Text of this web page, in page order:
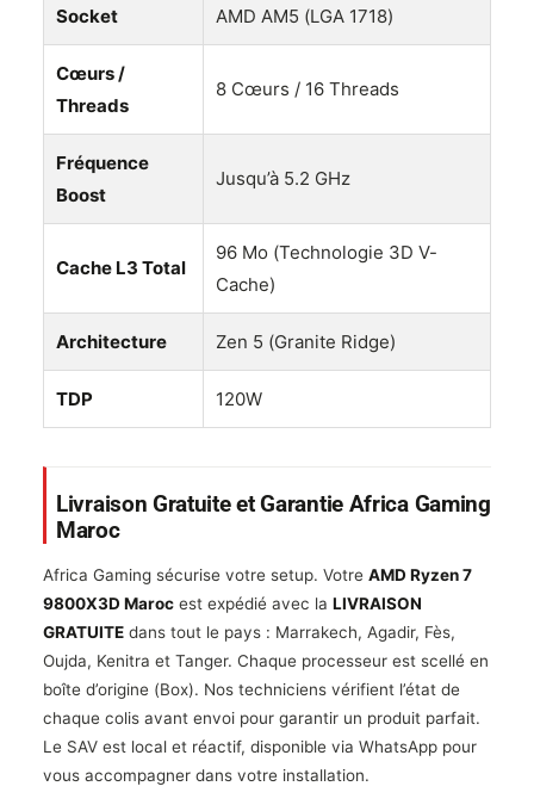
Socket AMD AM5 (LGA 1718)
Cœurs /
Threads
8 Cœurs / 16 Threads
Fréquence
Boost
Jusqu’à 5.2 GHz
Cache L3 Total
96 Mo (Technologie 3D V-
Cache)
Architecture Zen 5 (Granite Ridge)
TDP 120W
Livraison Gratuite et Garantie Africa Gaming
Maroc
Africa Gaming sécurise votre setup. Votre AMD Ryzen 7
9800X3D Maroc est expédié avec la LIVRAISON
GRATUITE dans tout le pays : Marrakech, Agadir, Fès,
Oujda, Kenitra et Tanger. Chaque processeur est scellé en
boîte d’origine (Box). Nos techniciens vérifient l’état de
chaque colis avant envoi pour garantir un produit parfait.
Le SAV est local et réactif, disponible via WhatsApp pour
vous accompagner dans votre installation.